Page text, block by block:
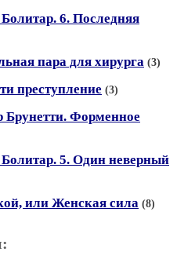
6. Последняя
пара для хирурга (3)
преступление (3)
Форменное
5. Один неверный
или Женская сила (8)